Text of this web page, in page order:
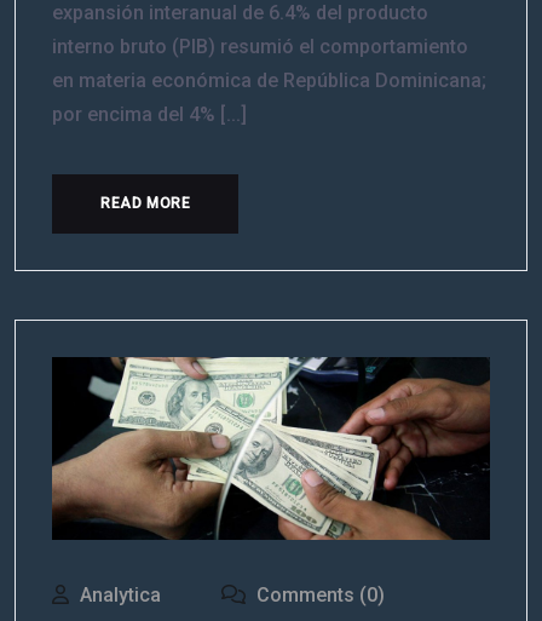
expansión interanual de 6.4% del producto
interno bruto (PIB) resumió el comportamiento
en materia económica de República Dominicana;
por encima del 4% [...]
READ MORE
Analytica
Comments (0)
N
m
rE
m
e
aa
l
Suscribirme